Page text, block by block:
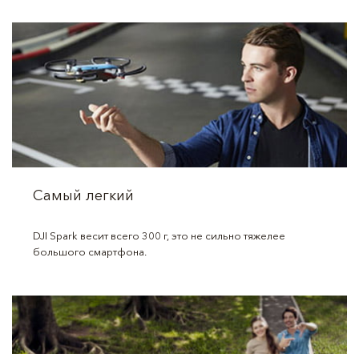
Самый легкий
DJI Spark весит всего 300 г, это не сильно тяжелее
большого смартфона.